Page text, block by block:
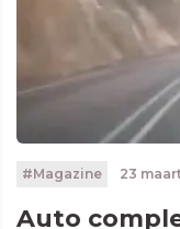
#Magazine 23
Auto